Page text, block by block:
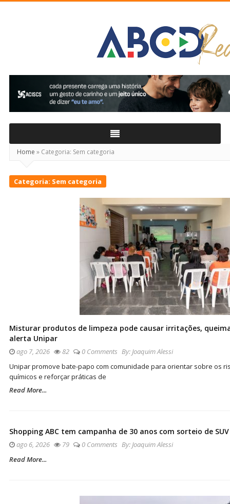
ABCD
Real
Home » Categoria: Sem categoria
Categoria: Sem categoria
Misturar produtos de limpeza pode causar irritações,
alerta Unipar
ago 7, 2026 82 0 Comments By: Joaquim Alessi
Unipar promove bate-papo com comunidade para orientar sobre os
químicos e reforçar práticas de
Read More...
Shopping ABC tem campanha de 30 anos com sorteio de
ago 6, 2026 79 0 Comments By: Joaquim Alessi
Read More...